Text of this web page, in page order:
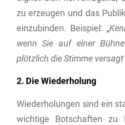
zu erzeugen und das
einzubinden. Beispiel: „
wenn Sie auf einer
plötzlich die Stimme
2. Die Wiederholung
Wiederholungen sind ein
wichtige Botschaften zu